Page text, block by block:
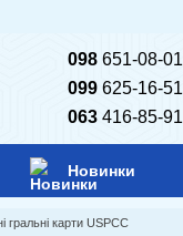
098 651-08-01
099 625-16-51
063 416-85-91
Новинки
гральні карти USPCC